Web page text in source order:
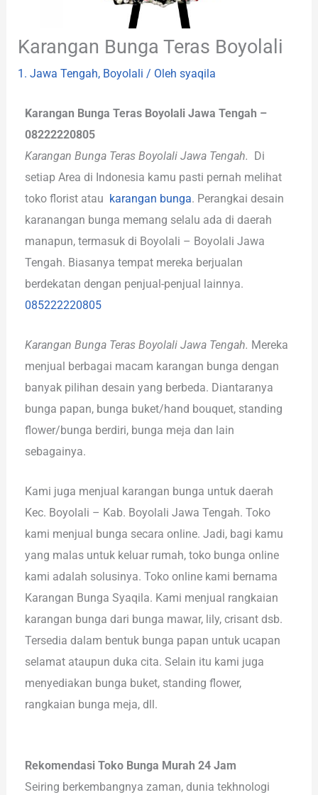
Karangan Bunga Teras Boyolali
1. Jawa Tengah, Boyolali / Olehsyaqila
Karangan Bunga Teras Boyolali Jawa Tengah –
08222220805
Karangan Bunga Teras Boyolali Jawa Tengah. Di
setiap Area di Indonesia kamu pasti pernah melihat
toko florist atau karangan bunga. Perangkai desain
karanangan bunga memang selalu ada di daerah
manapun, termasuk di Boyolali – Boyolali Jawa
Tengah. Biasanya tempat mereka berjualan
berdekatan dengan penjual-penjual lainnya.
085222220805
Karangan Bunga Teras Boyolali Jawa Tengah. Mereka
menjual berbagai macam karangan bunga dengan
banyak pilihan desain yang berbeda. Diantaranya
bunga papan, bunga buket/hand bouquet, standing
flower/bunga berdiri, bunga meja dan lain
sebagainya.
Kami juga menjual karangan bunga untuk daerah
Kec. Boyolali – Kab. Boyolali Jawa Tengah. Toko
kami menjual bunga secara online. Jadi, bagi kamu
yang malas untuk keluar rumah, toko bunga online
kami adalah solusinya. Toko online kami bernama
Karangan Bunga Syaqila. Kami menjual rangkaian
karangan bunga dari bunga mawar, lily, crisant dsb.
Tersedia dalam bentuk bunga papan untuk ucapan
selamat ataupun duka cita. Selain itu kami juga
menyediakan bunga buket, standing flower,
rangkaian bunga meja, dll.
Rekomendasi Toko Bunga Murah 24 Jam
Seiring berkembangnya zaman, dunia tekhnologi